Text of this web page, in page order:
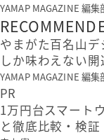
YAMAP MAGAZINE 編集
やまがた百名山
しか味わえない開
YAMAP MAGAZINE 編集
PR
1万円台スマート
と徹底比較・検証